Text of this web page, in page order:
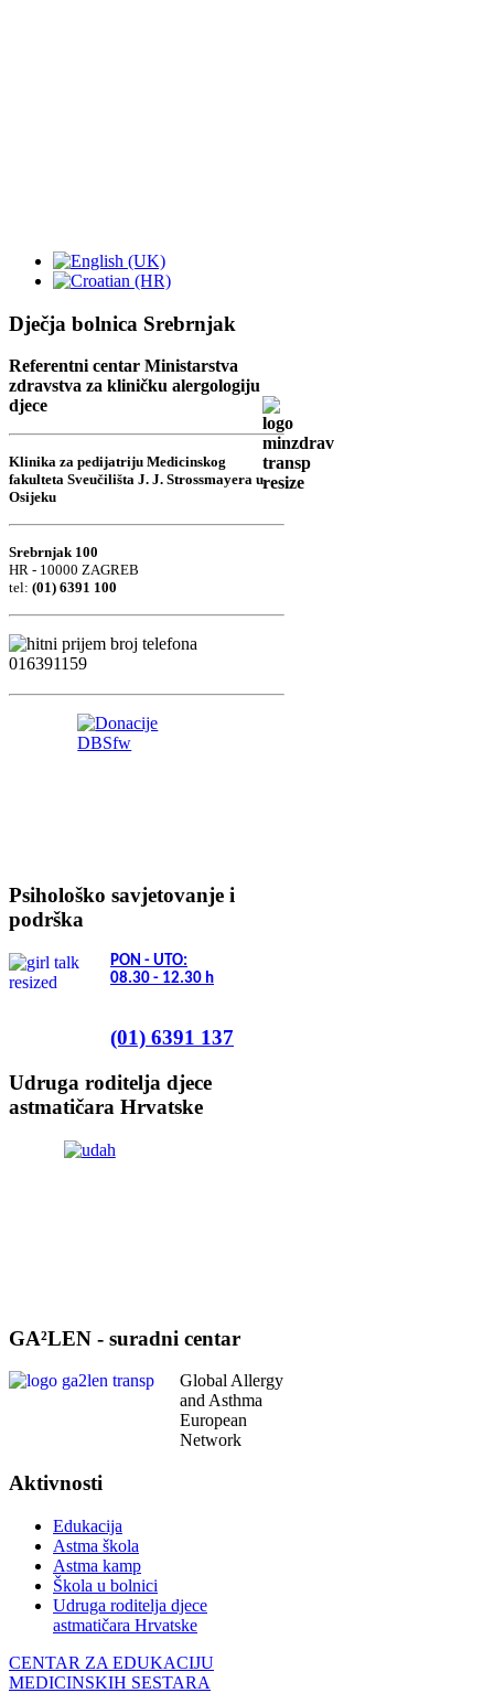
Dječja bolnica Srebrnjak
Referentni centar Ministarstva
zdravstva za kliničku alergologiju
djece
Klinika za pedijatriju Medicinskog
fakulteta Sveučilišta J. J. Strossmayera u
Osijeku
Srebrnjak 100
HR - 10000 ZAGREB
tel: (01) 6391 100
Psihološko savjetovanje i
podrška
PON - UTO:
08.30 - 12.30 h
(01) 6391 137
Udruga roditelja djece
astmatičara Hrvatske
GA²LEN - suradni centar
Global Allergy
and Asthma
European
Network
Aktivnosti
Edukacija
Astma škola
Astma kamp
Škola u bolnici
Udruga roditelja djece
astmatičara Hrvatske
CENTAR ZA EDUKACIJU
MEDICINSKIH SESTARA